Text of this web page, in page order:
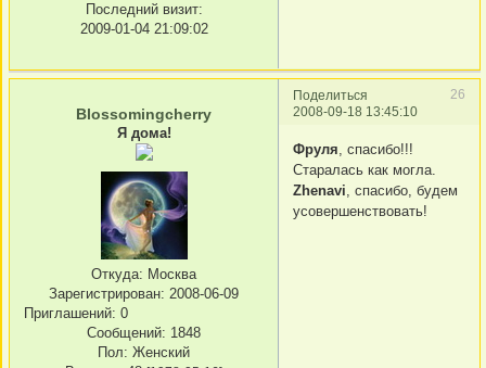
Последний визит:
2009-01-04 21:09:02
Поделиться
26
2008-09-18 13:45:10
Blossomingcherry
Я дома!
Откуда: Москва
Зарегистрирован: 2008-06-09
Приглашений: 0
Сообщений: 1848
Пол: Женский
Фруля, спасибо!!!
Старалась как могла.
Zhenavi, спасибо, будем
усовершенствовать!